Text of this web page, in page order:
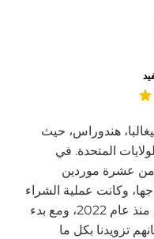
هندوراس، حيث
المتحدة. في
من عشرة موردين
وكانت عملية الشراء
والنقل معقدة جدًا ومرتفعة التكلفة. منذ عام 2022، ومع بدء
تزويدنا بكل ما